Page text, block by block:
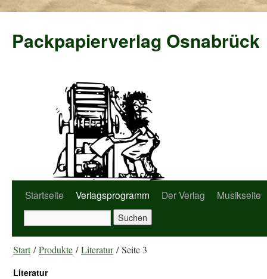
Packpapierverlag Osnabrück
Startseite Verlagsprogramm Der Verlag Musikseite
Start/Produkte /Literatur/ Seite 3
Literatur